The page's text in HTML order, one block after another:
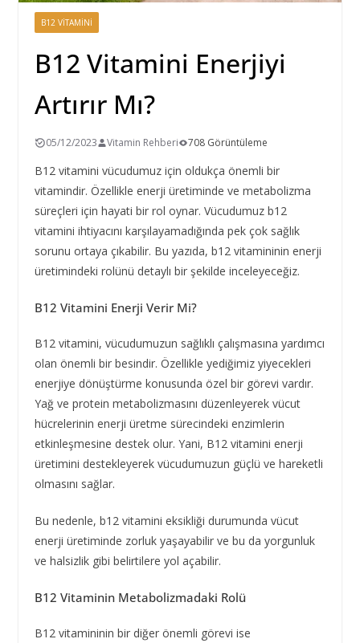
B12 VITAMINI
B12 Vitamini Enerjiyi
Artırır Mı?
05/12/2023 Vitamin Rehberi 708 Görüntüleme
B12 vitamini vücudumuz için oldukça önemli bir
vitamindir. Özellikle enerji üretiminde ve metabolizma
süreçleri için hayati bir rol oynar. Vücudumuz b12
vitamini ihtiyacını karşılayamadığında pek çok sağlık
sorunu ortaya çıkabilir. Bu yazıda, b12 vitamininin enerji
üretimindeki rolünü detaylı bir şekilde inceleyeceğiz.
B12 Vitamini Enerji Verir Mi?
B12 vitamini, vücudumuzun sağlıklı çalışmasına yardımcı
olan önemli bir besindir. Özellikle yediğimiz yiyecekleri
enerjiye dönüştürme konusunda özel bir görevi vardır.
Yağ ve protein metabolizmasını düzenleyerek vücut
hücrelerinin enerji üretme sürecindeki enzimlerin
etkinleşmesine destek olur. Yani, B12 vitamini enerji
üretimini destekleyerek vücudumuzun güçlü ve hareketli
olmasını sağlar.
Bu nedenle, b12 vitamini eksikliği durumunda vücut
enerji üretiminde zorluk yaşayabilir ve bu da yorgunluk
ve halsizlik gibi belirtilere yol açabilir.
B12 Vitaminin Metabolizmadaki Rolü
B12 vitamininin bir diğer önemli görevi ise